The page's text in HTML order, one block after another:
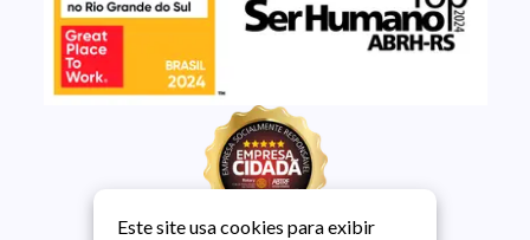
Este site usa cookies para exibir